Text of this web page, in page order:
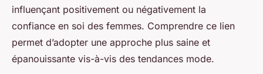
influençant positivement ou négativement la
confiance en soi des femmes. Comprendre ce lien
permet d’adopter une approche plus saine et
épanouissante vis-à-vis des tendances mode.